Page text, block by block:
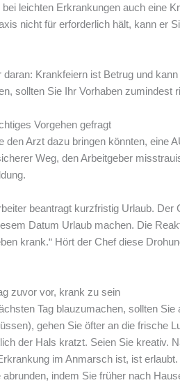
leichten Erkrankungen auch eine
nicht für erforderlich hält, kann er
Krankfeiern ist Betrug und
sollten Sie Ihr Vorhaben
Vorgehen gefragt
den Arzt dazu bringen könnten, eine
Weg, den Arbeitgeber
beantragt kurzfristig Urlaub.
Datum Urlaub machen. Die
krank.“ Hört der Chef diese
zuvor vor, krank zu sein
Tag blauzumachen, sollten
gehen Sie öfter an die frische
der Hals kratzt. Seien Sie kreativ.
im Anmarsch ist, ist
indem Sie früher nach